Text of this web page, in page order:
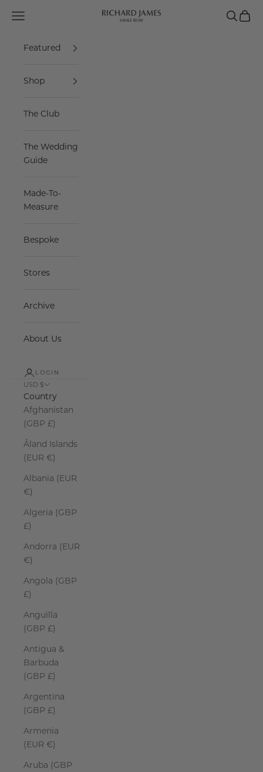
Richard James Savile Row
Navigation menu Search
Cart
Featured
Shop
The Club
The Wedding
Guide
Made-To-
Measure
Bespoke
Stores
Archive
About Us
LOGIN
USD $
Country
Afghanistan
(GBP £)
Åland Islands
(EUR €)
Albania (EUR
€)
Algeria (GBP
£)
Andorra (EUR
€)
Angola (GBP
£)
Anguilla
(GBP £)
Antigua &
Barbuda
(GBP £)
Argentina
(GBP £)
Armenia
(EUR €)
Aruba (GBP